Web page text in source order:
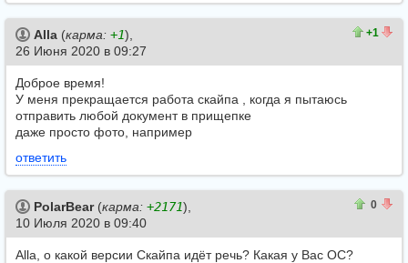
+1
Alla (карма: +1),
26 Июня 2020 в 09:27
Доброе время!
У меня прекращается работа скайпа , когда я пытаюсь
отправить любой документ в прищепке
даже просто фото, например
ответить
0
PolarBear(карма: +2171),
10 Июля 2020 в 09:40
Alla, о какой версии Скайпа идёт речь? Какая у Вас ОС?